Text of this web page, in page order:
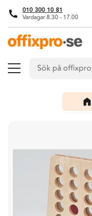
Meny
010 300 10 81
Vardagar 8.30 - 17.00